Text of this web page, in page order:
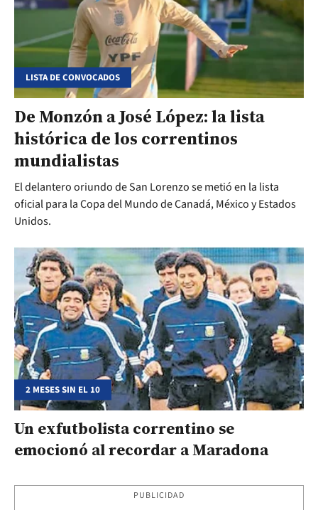
LISTA DE CONVOCADOS
De Monzón a José López: la lista
histórica de los correntinos
mundialistas
El delantero oriundo de San Lorenzo se metió en la lista
oficial para la Copa del Mundo de Canadá, México y Estados
Unidos.
2 MESES SIN EL 10
Un exfutbolista correntino se
emocionó al recordar a Maradona
PUBLICIDAD